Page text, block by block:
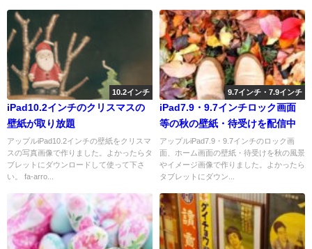
10.2インチ
iPad10.2インチのクリスマスの
壁紙が取り放題
アップルiPad10.2インチの壁紙をクリスマ
スの写真画像で作りました。よかったらタ
ブレットにダウンロードして使って下さ
い。 fa-arro...
9.7インチ・7.9インチ
iPad7.9・9.7インチロック画面
等の秋の壁紙・待受けを配信中
アップルiPad7.9・9.7インチのロック画
面、ホーム画面の壁紙・待受けを秋の風景
やイメージ画像で作りました。よかったら
タブレットにダウン...